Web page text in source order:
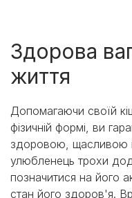
Здорова
життя
Допомагаючи своїй
фізичній формі, ви
здоровою, щасливою
улюбленець трохи
позначитися на його
стан його здоров'я.